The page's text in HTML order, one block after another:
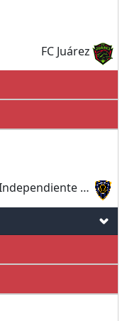
FC Juárez
Independiente Del Valle